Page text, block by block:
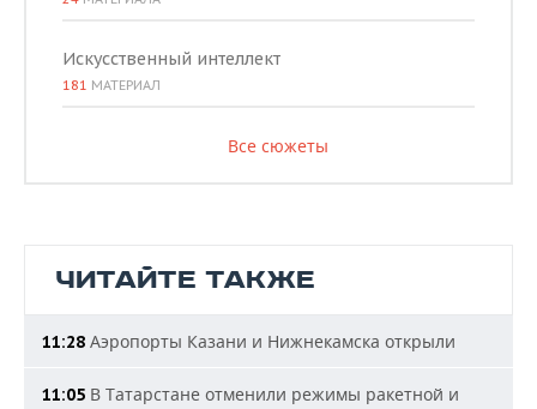
Искусственный интеллект
181 МАТЕРИАЛ
Все сюжеты
ЧИТАЙТЕ ТАКЖЕ
11:28 Аэропорты Казани и Нижнекамска открыли
11:05 В Татарстане отменили режимы ракетной и